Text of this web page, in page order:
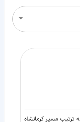
ترتیب مسیر کرمانشاه